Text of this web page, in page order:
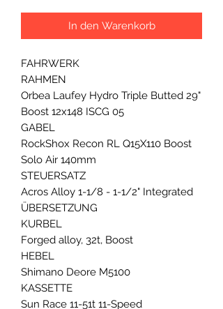
In den Warenkorb
FAHRWERK
RAHMEN
Orbea Laufey Hydro Triple Butted 29"
Boost 12x148 ISCG 05
GABEL
RockShox Recon RL Q15X110 Boost
Solo Air 140mm
STEUERSATZ
Acros Alloy 1-1/8 - 1-1/2" Integrated
ÜBERSETZUNG
KURBEL
Forged alloy, 32t, Boost
HEBEL
Shimano Deore M5100
KASSETTE
Sun Race 11-51t 11-Speed